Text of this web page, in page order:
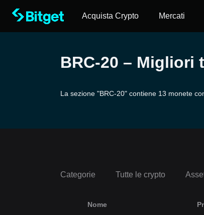
Acquista Crypto Mercati
BRC-20 – Migliori
La sezione "BRC-20" contiene 13 monete
Categorie Tutte le crypto
Nome